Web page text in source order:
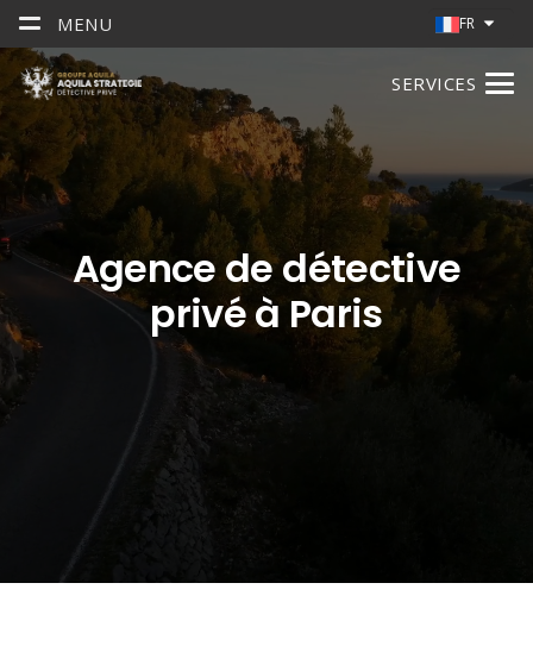
MENU FR
SERVICES
Agence de détective
privé à Paris